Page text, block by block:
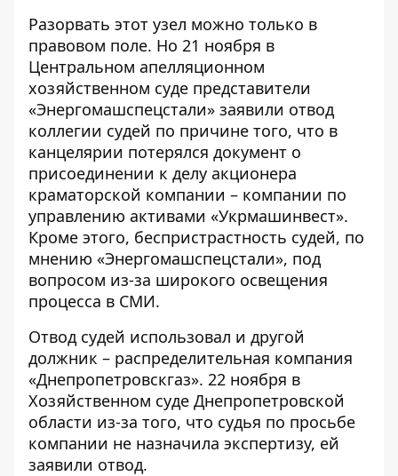
Разорвать этот узел можно только в
правовом поле. Но 21 ноября в
Центральном апелляционном
хозяйственном суде представители
«Энергомашспецстали» заявили отвод
коллегии судей по причине того, что в
канцелярии потерялся документ о
присоединении к делу акционера
краматорской компании – компании по
управлению активами «Укрмашинвест».
Кроме этого, беспристрастность судей, по
мнению «Энергомашспецстали», под
вопросом из-за широкого освещения
процесса в СМИ.
Отвод судей использовал и другой
должник – распределительная компания
«Днепропетровскгаз». 22 ноября в
Хозяйственном суде Днепропетровской
области из-за того, что судья по просьбе
компании не назначила экспертизу, ей
заявили отвод.